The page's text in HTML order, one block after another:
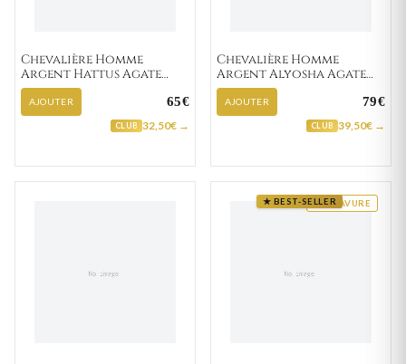
Chevalière Homme
Argent Hattus Agate
Noir
AJOUTER 65€
CLUB 32,50€ →
Chevalière Homme
Argent Alyosha Agate
Noir
AJOUTER 79€
CLUB 39,50€ →
GRAVURE
★ BEST-SELLER